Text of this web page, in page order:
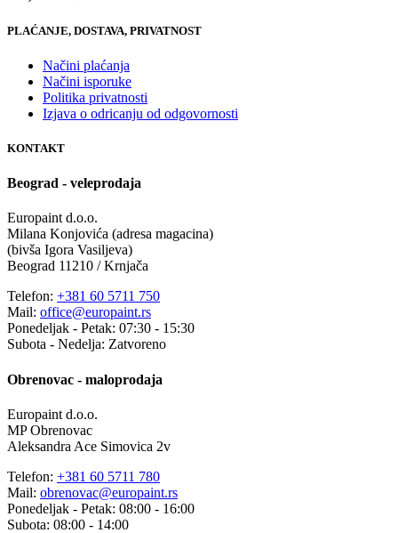
PLAĆANJE, DOSTAVA, PRIVATNOST
Načini plaćanja
Načini isporuke
Politika privatnosti
Izjava o odricanju od odgovornosti
KONTAKT
Beograd - veleprodaja
Europaint d.o.o.
Milana Konjovića (adresa magacina)
(bivša Igora Vasiljeva)
Beograd 11210 / Krnjača
Telefon: +381 60 5711 750
Mail: office@europaint.rs
Ponedeljak - Petak: 07:30 - 15:30
Subota - Nedelja: Zatvoreno
Obrenovac - maloprodaja
Europaint d.o.o.
MP Obrenovac
Aleksandra Ace Simovica 2v
Telefon: +381 60 5711 780
Mail: obrenovac@europaint.rs
Ponedeljak - Petak: 08:00 - 16:00
Subota: 08:00 - 14:00